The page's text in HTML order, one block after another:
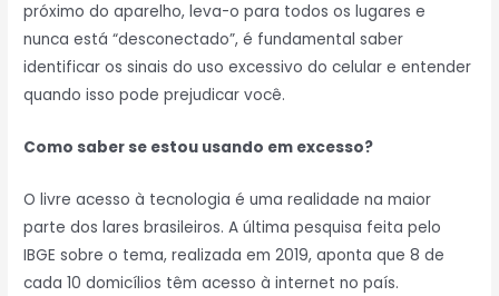
próximo do aparelho, leva-o para todos os lugares e
nunca está “desconectado”, é fundamental saber
identificar os sinais do uso excessivo do celular e entender
quando isso pode prejudicar você.
Como saber se estou usando em excesso?
O livre acesso à tecnologia é uma realidade na maior
parte dos lares brasileiros. A última pesquisa feita pelo
IBGE sobre o tema, realizada em 2019, aponta que 8 de
cada 10 domicílios têm acesso à internet no país.